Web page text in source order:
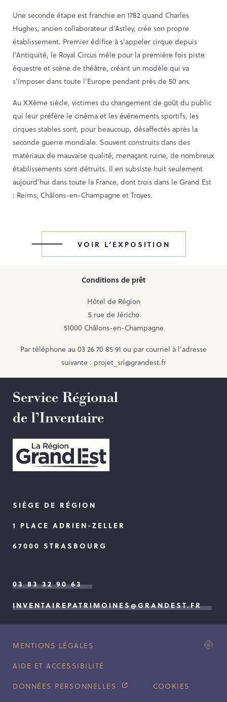
ITINÉRAIRES DU PATRIMOINE
PARCOURS DU PATRIMOINE
PATRIMOINE D’ALSACE
VOCABULAIRES TYPOLOGIQUES
Agenda
Ressources
CATALOGUE BIBLIOGRAPHIQUE
NOS CENTRES DE DOCUMENTATION
NOS EXPOSITIONS
BASES DE DONNÉES DU
GÉNÉRAL
Contact
PORTAIL CULTURE
Comité d'Histoire Régionale
Une seconde étape est franchie en 1782 quand Charles
Hughes, ancien collaborateur d’Astley, crée son propre
établissement. Premier édifice à s’appeler cirque depuis
l’Antiquité, le Royal Circus mêle pour la première fois piste
équestre et scène de théâtre, créant un modèle qui va
s’imposer dans toute l’Europe pendant près de 50 ans.
Au XXème siècle, victimes du changement de goût du public
qui leur préfère le cinéma et les événements sportifs, les
cirques stables sont, pour beaucoup, désaffectés après la
seconde guerre mondiale. Souvent construits dans des
matériaux de mauvaise qualité, menaçant ruine, de nombreux
établissements sont détruits. Il en subsiste huit seulement
aujourd’hui dans toute la France, dont trois dans le Grand Est
: Reims, Châlons-en-Champagne et Troyes.
VOIR L’EXPOSITION
Conditions de prêt
Hôtel de Région
5 rue de Jéricho
51000 Châlons-en-Champagne
Par téléphone au 03 26 70 85 91 ou par courriel à l’adresse
suivante : projet_sri@grandest.fr
Service Régional
de l’Inventaire
SIÈGE DE RÉGION
1 PLACE ADRIEN-ZELLER
67000 STRASBOURG
03 83 32 90 63
INVENTAIREPATRIMOINES@GRANDEST.FR
MENTIONS LÉGALES
AIDE ET ACCESSIBILITÉ
DONNÉES PERSONNELLES
COOKIES